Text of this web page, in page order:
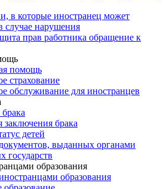
в которые иностранец может
случае нарушения
прав работника обращение к
помощь
страхование
обслуживание для иностранцев
заключения брака
детей
выданных органами
государств
образования
образования